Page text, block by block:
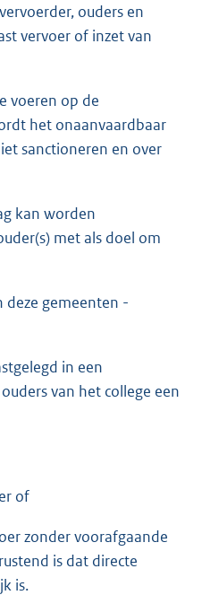
ouders en
vervoer of inzet van
voeren op de
het onaanvaardbaar
sanctioneren en over
kan worden
met als doel om
deze gemeenten -
in een
van het college een
of
zonder voorafgaande
is dat directe
is.